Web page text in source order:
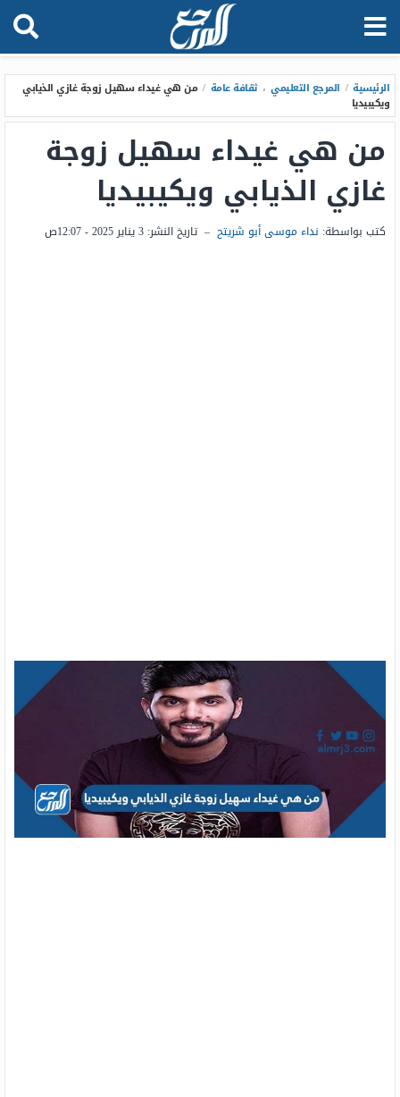
الرئيسية / المرجع التعليمي ، ثقافة عامة / من هي غيداء سهيل زوجة غازي الذيابي
ويكيبيديا
من هي غيداء سهيل زوجة
غازي الذيابي ويكيبيديا
كتب بواسطة: نداء موسى أبو شريتح – تاريخ النشر: 3 يناير 2025 - 12:07ص